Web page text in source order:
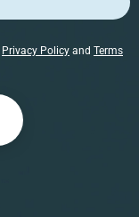
Privacy Policy and Terms